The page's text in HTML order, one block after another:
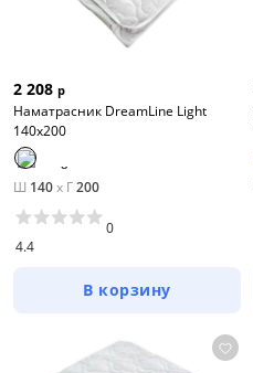
2 208 р
Наматрасник DreamLine Light
140х200
Ш 140x Г200
4.4
0
В корзину